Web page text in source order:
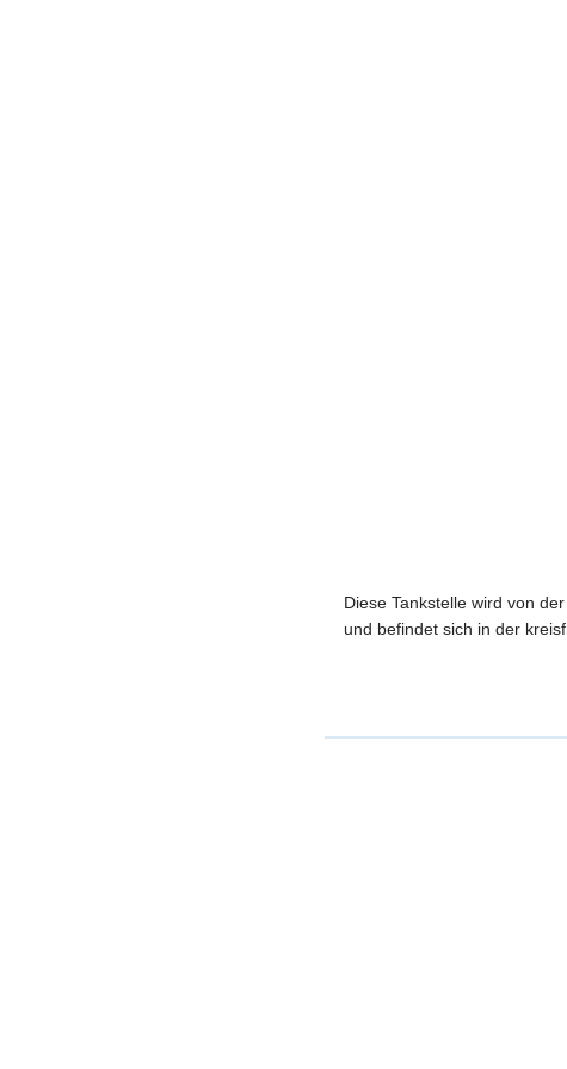
Diese Tankstelle wird von
und befindet sich in der